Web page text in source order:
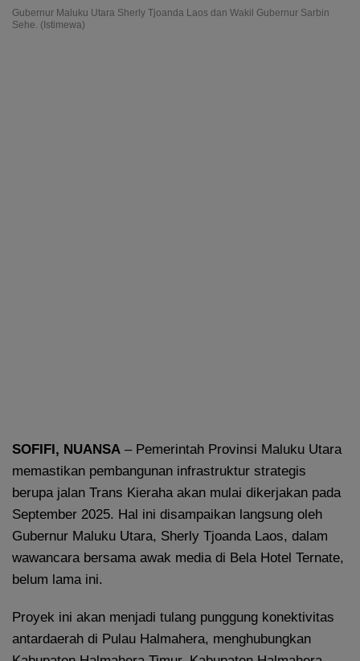
Gubernur Maluku Utara Sherly Tjoanda Laos dan Wakil Gubernur Sarbin
Sehe. (Istimewa)
SOFIFI, NUANSA – Pemerintah Provinsi Maluku Utara
memastikan pembangunan infrastruktur strategis
berupa jalan Trans Kieraha akan mulai dikerjakan pada
September 2025. Hal ini disampaikan langsung oleh
Gubernur Maluku Utara, Sherly Tjoanda Laos, dalam
wawancara bersama awak media di Bela Hotel Ternate,
belum lama ini.
Proyek ini akan menjadi tulang punggung konektivitas
antardaerah di Pulau Halmahera, menghubungkan